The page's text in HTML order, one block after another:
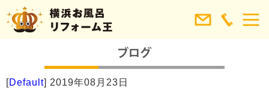
[Default] 2019年08月23日